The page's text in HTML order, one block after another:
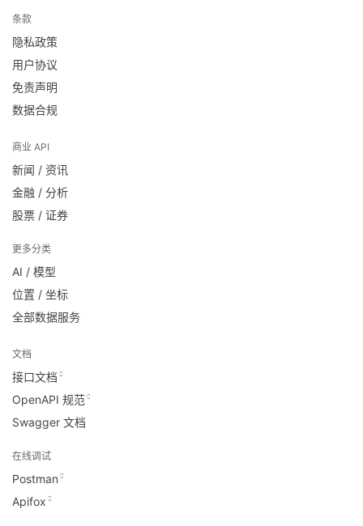
条款
隐私政策
用户协议
免责声明
数据合规
商业 API
新闻 / 资讯
金融 / 分析
股票 / 证券
更多分类
AI / 模型
位置 / 坐标
全部数据服务
文档
接口文档
OpenAPI 规范
Swagger 文档
在线调试
Postman
Apifox